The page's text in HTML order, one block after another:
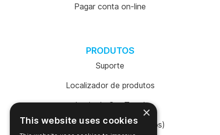
Pagar conta on-line
PRODUTOS
Suporte
Localizador de produtos
Login da SureTrend
Shop Online (Estados Unidos)
×
This website uses cookies